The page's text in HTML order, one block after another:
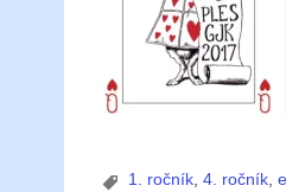
1. ročník,4. ročník,